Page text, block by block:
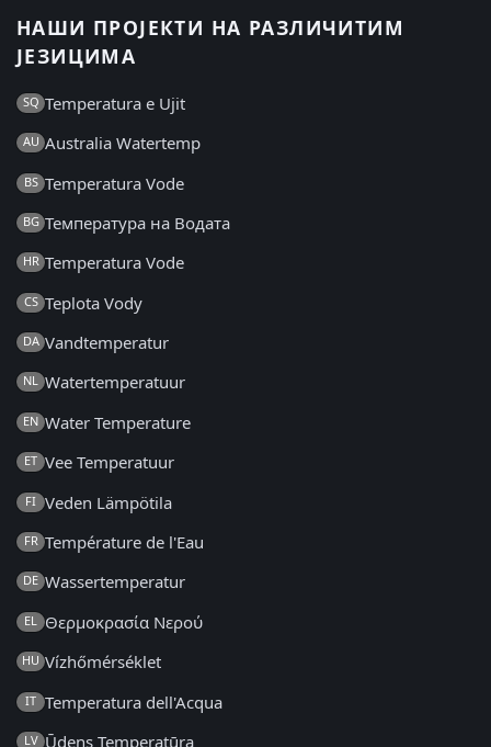
НАШИ ПРОЈЕКТИ НА РАЗЛИЧИТИМ
ЈЕЗИЦИМА
SQ Temperatura e Ujit
AU Australia Watertemp
BS Temperatura Vode
BG Температура на Водата
HR Temperatura Vode
CS Teplota Vody
DA Vandtemperatur
NL Watertemperatuur
EN Water Temperature
ET Vee Temperatuur
FI Veden Lämpötila
FR Température de l'Eau
DE Wassertemperatur
EL Θερμοκρασία Νερού
HU Vízhőmérséklet
IT Temperatura dell'Acqua
LV Ūdens Temperatūra